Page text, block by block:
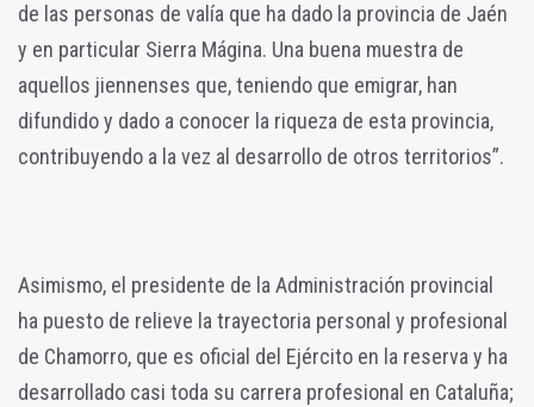
de las personas de valía que ha dado la provincia de Jaén
y en particular Sierra Mágina. Una buena muestra de
aquellos jiennenses que, teniendo que emigrar, han
difundido y dado a conocer la riqueza de esta provincia,
contribuyendo a la vez al desarrollo de otros territorios”.
Asimismo, el presidente de la Administración provincial
ha puesto de relieve la trayectoria personal y profesional
de Chamorro, que es oficial del Ejército en la reserva y ha
desarrollado casi toda su carrera profesional en Cataluña;